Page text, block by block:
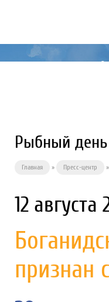
О
Рыбный день
Главная » Пресс-центр »
12 августа
признан